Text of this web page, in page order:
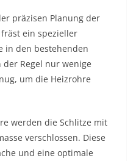
präzisen Planung der
ein spezieller
in den bestehenden
der Regel nur wenige
um die Heizrohre
werden die Schlitze mit
verschlossen. Diese
und eine optimale